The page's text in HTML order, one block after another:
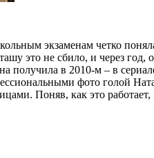
экзаменам четко
это не сбило, и через
получила в 2010-м – в
фото голой
Поняв, как это